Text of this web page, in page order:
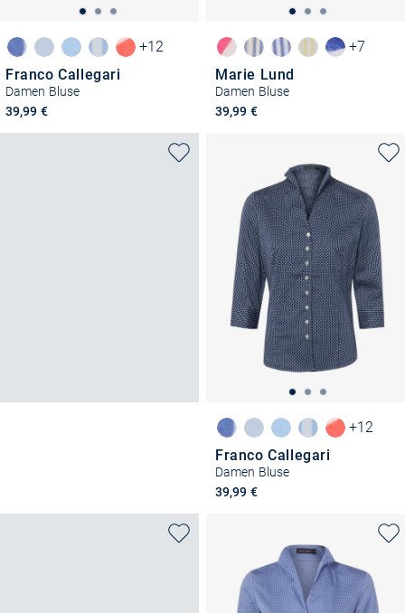
+12
Franco Callegari
Damen Bluse
39,99 €
+7
Marie Lund
Damen Bluse
39,99 €
+12
Franco Callegari
Damen Bluse
39,99 €